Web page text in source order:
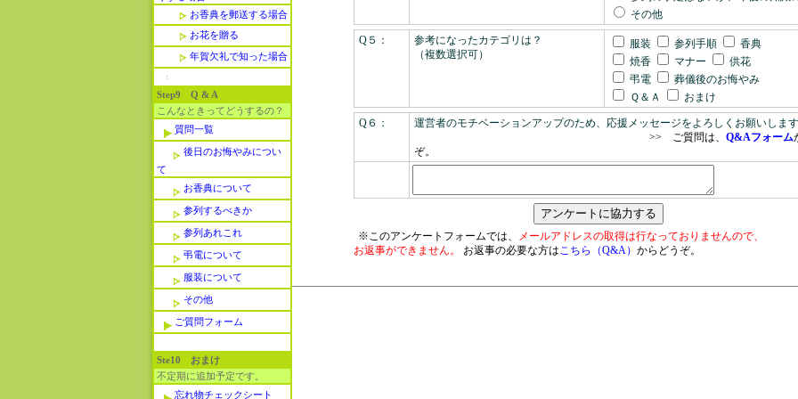
お香典を郵送する場合
お花を贈る
年賀欠礼で知った場合
Step9 Q & A
こんなときってどうするの？
質問一覧
後日のお悔やみについ
て
お香典について
参列するべきか
参列あれこれ
弔電について
服装について
その他
ご質問フォーム
Ste10 おまけ
不定期に追加予定です。
忘れ物チェックシート
その他
Q５：
参考になったカテゴリは？
（複数選択可）
服装 参列手順
香典
焼香
マナー
供花
弔電
葬儀後のお悔やみ
Ｑ＆Ａ
おまけ
Q６：
運営者のモチベーションアップのため、応援メッセージをよろしくお願いします
>> ご質問は、 Q&Aフォーム
ぞ。
※このアンケートフォームでは、
メールアドレスの取得は行なっておりませんので、
お返事ができません。
お返事の必要な方はこちら（Q&A） からどうぞ。